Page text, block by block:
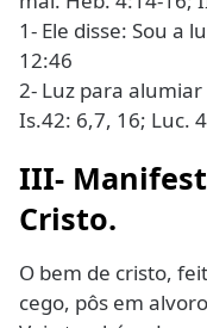
1- Ele disse: Sou a
12:46
2- Luz para alumiar
Is.42: 6,7, 16; Luc.
III-
Cristo.
O bem de cristo,
cego, pôs em